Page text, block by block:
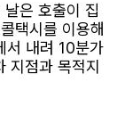
은 호출이 집
택시를 이용해
서 내려 10분가
지점과 목적지